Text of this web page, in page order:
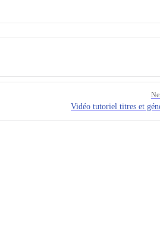
Vidéo tutoriel titres et